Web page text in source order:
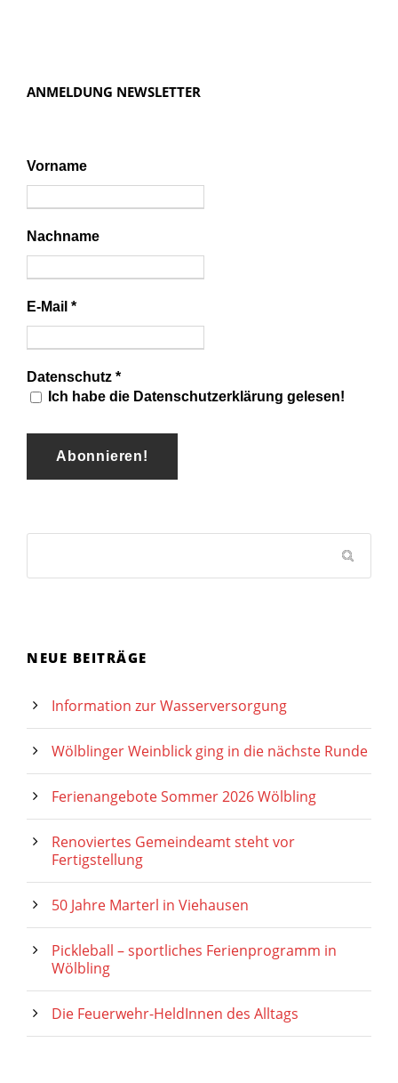
ANMELDUNG NEWSLETTER
Vorname
Nachname
E-Mail *
Datenschutz *
Ich habe die Datenschutzerklärung gelesen!
NEUE BEITRÄGE
Information zur Wasserversorgung
Wölblinger Weinblick ging in die nächste Runde
Ferienangebote Sommer 2026 Wölbling
Renoviertes Gemeindeamt steht vor
Fertigstellung
50 Jahre Marterl in Viehausen
Pickleball – sportliches Ferienprogramm in
Wölbling
Die Feuerwehr-HeldInnen des Alltags